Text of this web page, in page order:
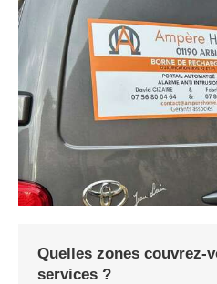
Quelles zones couvrez-
services ?